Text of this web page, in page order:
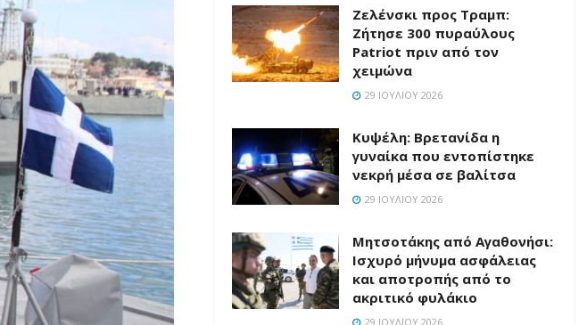
Ζελένσκι προς Τραμπ:
Ζήτησε 300 πυραύλους
Patriot πριν από τον
χειμώνα
29 ΙΟΥΛΊΟΥ 2026
Κυψέλη: Βρετανίδα η
γυναίκα που εντοπίστηκε
νεκρή μέσα σε βαλίτσα
29 ΙΟΥΛΊΟΥ 2026
Μητσοτάκης από Αγαθονήσι:
Ισχυρό μήνυμα ασφάλειας
και αποτροπής από το
ακριτικό φυλάκιο
29 ΙΟΥΛΊΟΥ 2026